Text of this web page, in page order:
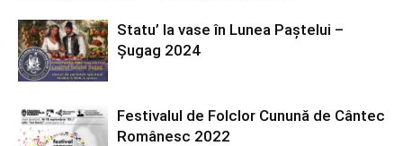
Statu’ la vase în Lunea Paștelui –
Șugag 2024
Festivalul de Folclor Cunună de Cântec
Românesc 2022